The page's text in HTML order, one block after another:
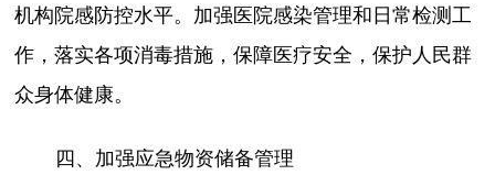
机构院感防控水平。加强医院感染管理和日常检测工
作，落实各项消毒措施，保障医疗安全，保护人民群
众身体健康。
四、加强应急物资储备管理